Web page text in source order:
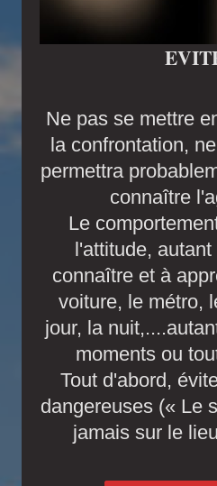
Ne pas se mettre
la confrontation,
permettra
connaître
Le
l'attitude,
connaître et à
voiture, le métro,
jour, la
moments ou
Tout d'abord,
dangereuses (« Le
jamais sur le